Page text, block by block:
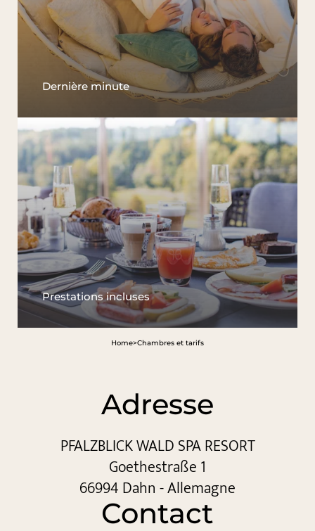
Dernière minute
Prestations incluses
Home>Chambres et tarifs
Adresse
PFALZBLICK WALD SPA RESORT
Goethestraße 1
66994 Dahn - Allemagne
Contact